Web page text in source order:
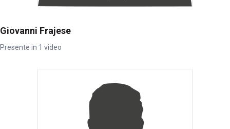
Giovanni Frajese
Presente in 1 video